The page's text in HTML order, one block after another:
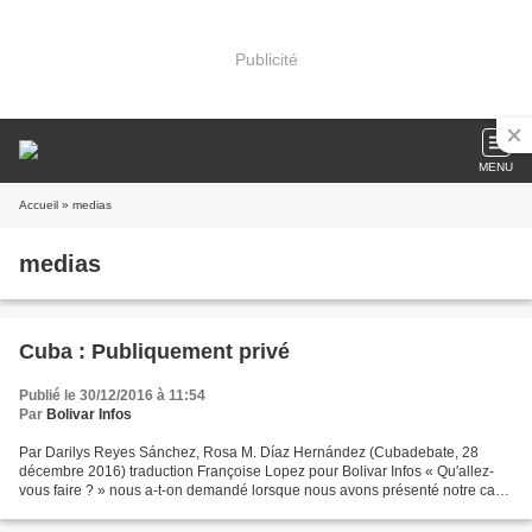
Publicité
MENU
Accueil » medias
medias
Cuba : Publiquement privé
Publié le 30/12/2016 à 11:54
Par Bolivar Infos
Par Darilys Reyes Sánchez, Rosa M. Díaz Hernández (Cubadebate, 28
décembre 2016) traduction Françoise Lopez pour Bolivar Infos « Qu'allez-
vous faire ? » nous a-t-on demandé lorsque nous avons présenté notre carte